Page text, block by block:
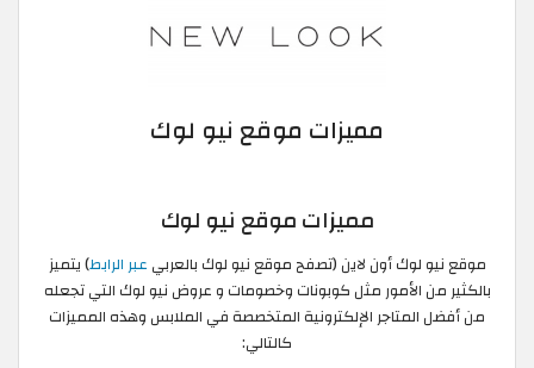
مميزات موقع نيو لوك
مميزات موقع نيو لوك
موقع نيو لوك أون لاين (تصفح موقع نيو لوك بالعربي عبر الرابط) يتميز
بالكثير من الأمور مثل كوبونات وخصومات و عروض نيو لوك التي تجعله
من أفضل المتاجر الإلكترونية المتخصصة في الملابس وهذه المميزات
كالتالي: